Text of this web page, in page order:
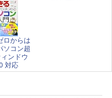
ロからは
ソコン超
ンドウ
対応